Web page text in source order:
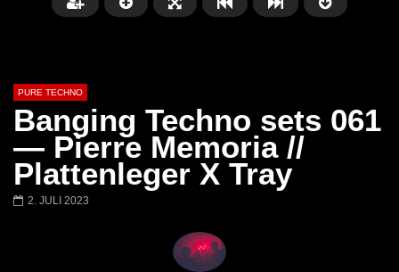
Später
01:31:35 01:53:01
PURE TECHNO
Banging Techno sets 061
— Pierre Memoria //
Plattenleger X Tray
2. JULI 2023